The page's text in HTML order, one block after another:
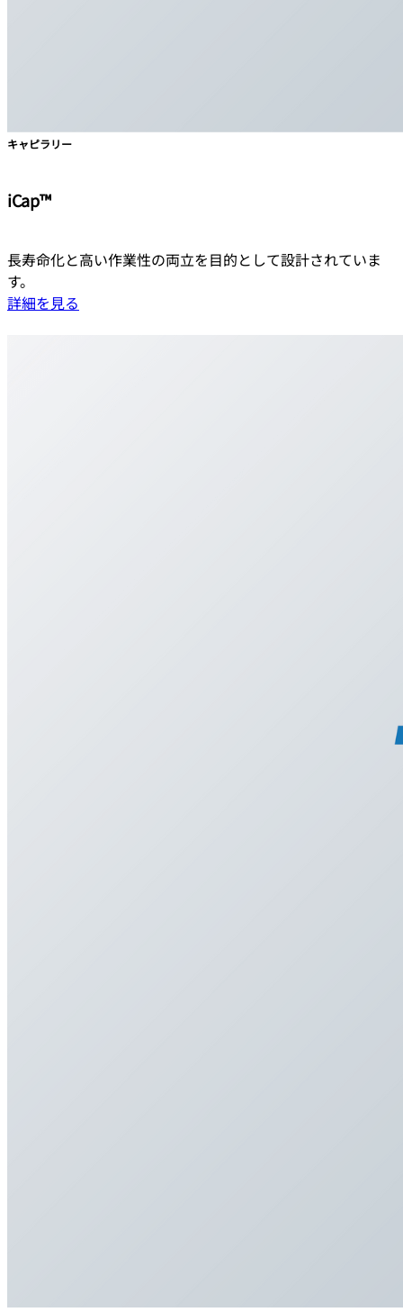
キャピラリー
iCap™
長寿命化と高い作業性の両立を目的として設計されていま
す。
詳細を見る